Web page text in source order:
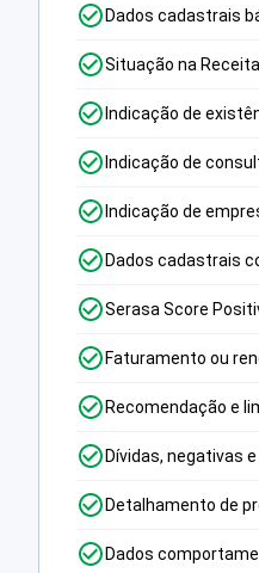
Dados cadastrais
Situação na
Indicação de
Indicação de
Indicação de
Dados cadastrais
Serasa Score
Faturamento ou
Recomendação e
Dívidas, negativas
Detalhamento de
Dados